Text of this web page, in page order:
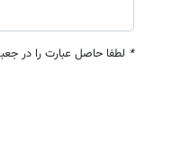
* لطفا حاصل عبارت را در